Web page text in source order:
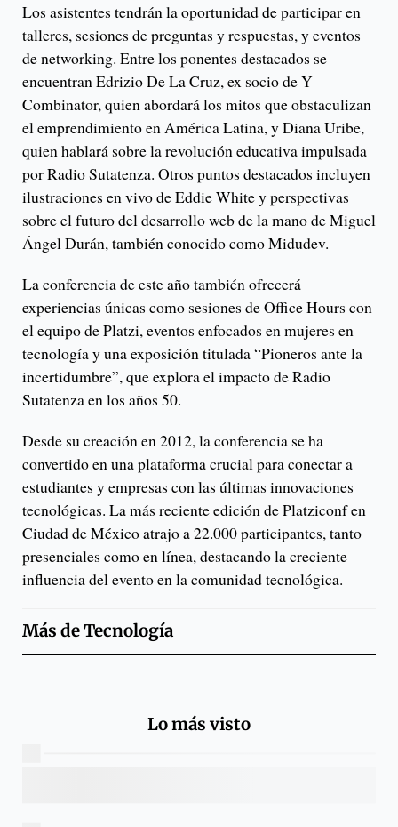
Los asistentes tendrán la oportunidad de participar en
talleres, sesiones de preguntas y respuestas, y eventos
de networking. Entre los ponentes destacados se
encuentran Edrizio De La Cruz, ex socio de Y
Combinator, quien abordará los mitos que obstaculizan
el emprendimiento en América Latina, y Diana Uribe,
quien hablará sobre la revolución educativa impulsada
por Radio Sutatenza. Otros puntos destacados incluyen
ilustraciones en vivo de Eddie White y perspectivas
sobre el futuro del desarrollo web de la mano de Miguel
Ángel Durán, también conocido como Midudev.
La conferencia de este año también ofrecerá
experiencias únicas como sesiones de Office Hours con
el equipo de Platzi, eventos enfocados en mujeres en
tecnología y una exposición titulada “Pioneros ante la
incertidumbre”, que explora el impacto de Radio
Sutatenza en los años 50.
Desde su creación en 2012, la conferencia se ha
convertido en una plataforma crucial para conectar a
estudiantes y empresas con las últimas innovaciones
tecnológicas. La más reciente edición de Platziconf en
Ciudad de México atrajo a 22.000 participantes, tanto
presenciales como en línea, destacando la creciente
influencia del evento en la comunidad tecnológica.
Más deTecnología
Lo más visto